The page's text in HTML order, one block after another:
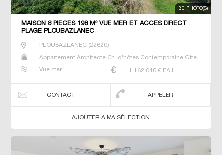
30 PHOTO(S)
MAISON 8 PIECES 198 M² VUE MER ET ACCES DIRECT
PLAGE PLOUBAZLANEC
PLOUBAZLANEC(22620)
Appartement Architecte Ch. d'hôtes Contemporaine Gîte
Vue mer
1 162 040 € F.A.I
CONTACT APPELER
AJOUTER A MA SÉLECTION